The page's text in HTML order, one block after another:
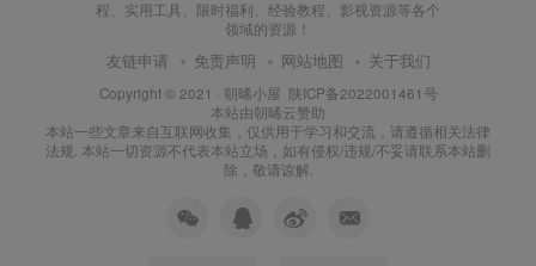
程、实用工具、限时福利、经验教程、影视资源等各个
领域的资源！
友链申请 免责声明 网站地图 关于我们
Copyright © 2021 · 朝晞小屋 陕ICP备2022001461号
本站由朝晞云赞助
本站一些文章来自互联网收集，仅供用于学习和交流，请遵循相关法律
法规. 本站一切资源不代表本站立场，如有侵权/违规/不妥请联系本站删
除，敬请谅解.